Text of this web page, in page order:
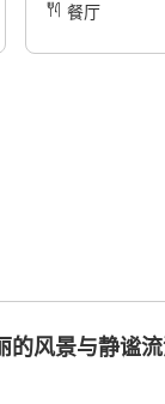
餐厅
的风景与静谧